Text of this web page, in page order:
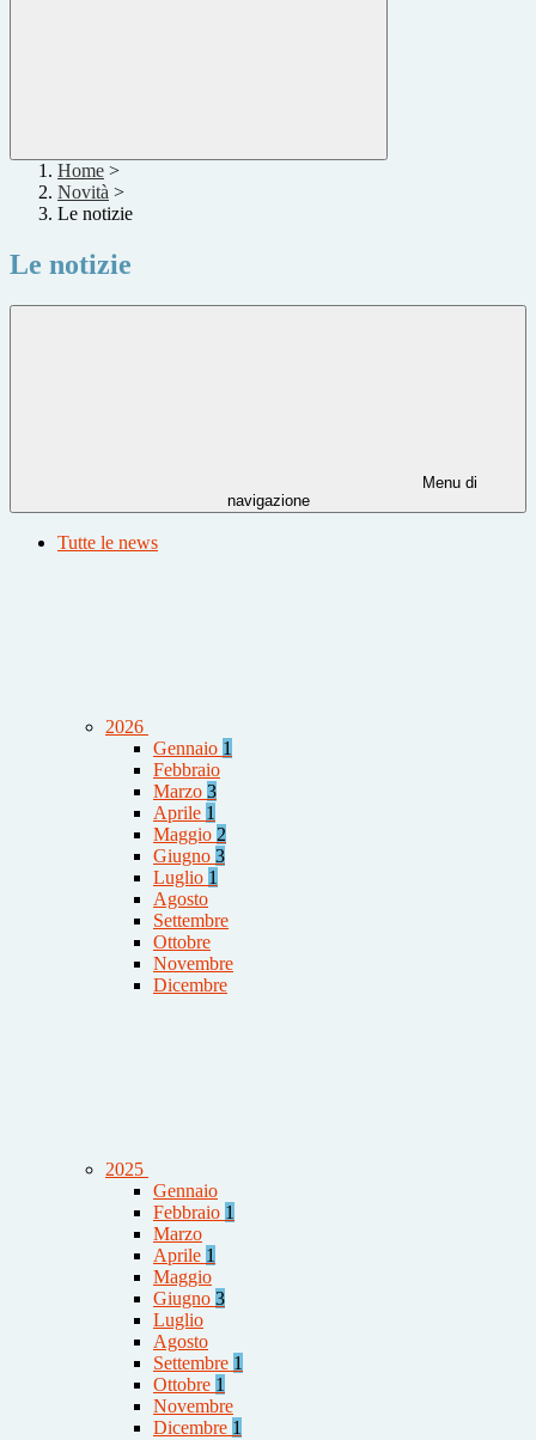
Home >
Novità >
Le notizie
Le notizie
Menu di
navigazione
Tutte le news
2026
Gennaio 1
Febbraio
Marzo 3
Aprile 1
Maggio 2
Giugno 3
Luglio 1
Agosto
Settembre
Ottobre
Novembre
Dicembre
2025
Gennaio
Febbraio 1
Marzo
Aprile 1
Maggio
Giugno 3
Luglio
Agosto
Settembre 1
Ottobre 1
Novembre
Dicembre 1